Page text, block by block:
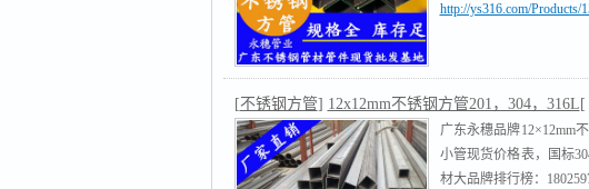
不锈钢圆管,沟槽式管件,
http://ys316.com/Products/
[不锈钢方管] 12x12mm不锈钢方管201，304，316L [
广东永穗品牌12×12mm
小管现货价格表，国标
材大品牌排行榜：